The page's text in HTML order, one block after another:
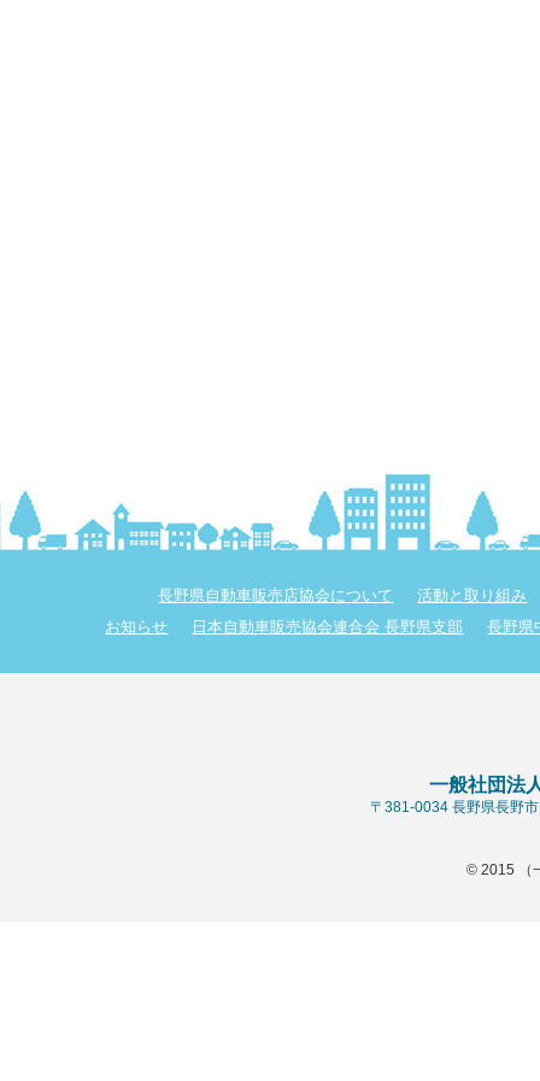
長野県自動車販売店協会について
活動と取り組み
お知らせ
日本自動車販売協会連合会 長野県支部 長野県
一般社団法
〒381-0034 長野県長野
© 2015 （